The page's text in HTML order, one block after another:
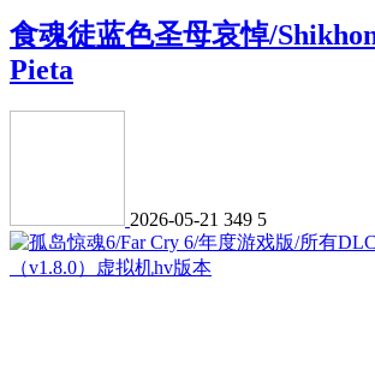
食魂徒蓝色圣母哀悼/
Pieta
2026-05-21 349 5